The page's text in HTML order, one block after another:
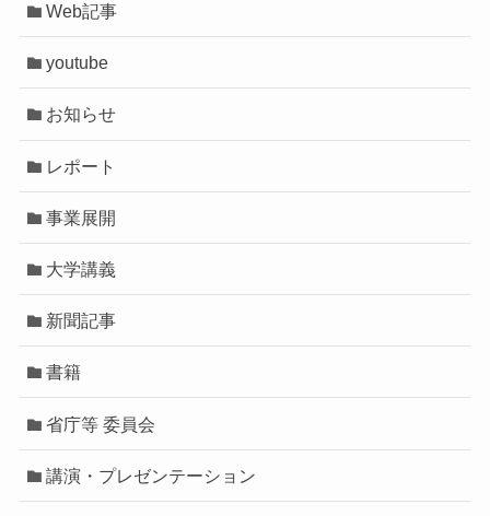
Web記事
youtube
お知らせ
レポート
事業展開
大学講義
新聞記事
書籍
省庁等 委員会
講演・プレゼンテーション